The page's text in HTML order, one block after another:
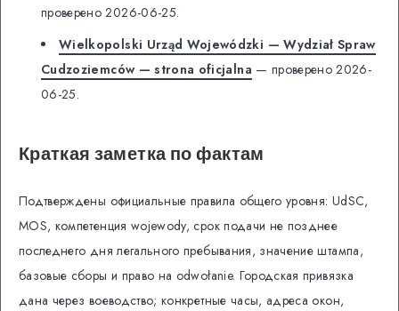
проверено 2026-06-25.
Wielkopolski Urząd Wojewódzki — Wydział Spraw
Cudzoziemców — strona oficjalna — проверено 2026-
06-25.
Краткая заметка по фактам
Подтверждены официальные правила общего уровня: UdSC,
MOS, компетенция wojewody, срок подачи не позднее
последнего дня легального пребывания, значение штампа,
базовые сборы и право на odwołanie. Городская привязка
дана через воеводство; конкретные часы, адреса окон,